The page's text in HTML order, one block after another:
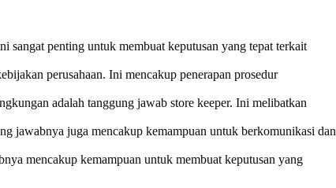
sangat penting untuk membuat keputusan yang tepat terkait
perusahaan. Ini mencakup penerapan prosedur
adalah tanggung jawab store keeper. Ini melibatkan
jawabnya juga mencakup kemampuan untuk berkomunikasi dan
mencakup kemampuan untuk membuat keputusan yang